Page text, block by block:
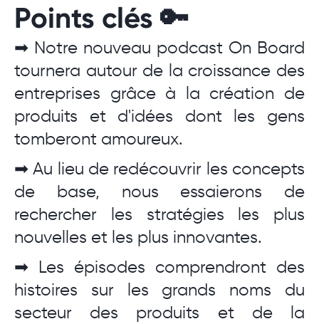
Points clés 🔑
➡ Notre nouveau podcast On Board
tournera autour de la croissance des
entreprises grâce à la création de
produits et d'idées dont les gens
tomberont amoureux.
➡ Au lieu de redécouvrir les concepts
de base, nous essaierons de
rechercher les stratégies les plus
nouvelles et les plus innovantes.
➡ Les épisodes comprendront des
histoires sur les grands noms du
secteur des produits et de la